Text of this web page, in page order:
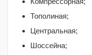
Тополиная;
Центральная;
Шоссейна;